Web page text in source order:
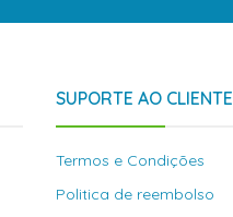
SUPORTE AO CLIENTE
Termos e Condições
Politica de reembolso